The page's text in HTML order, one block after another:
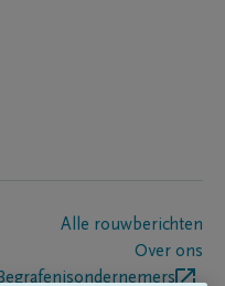
Alle rouwberichten
Over ons
Begrafenisondernemers